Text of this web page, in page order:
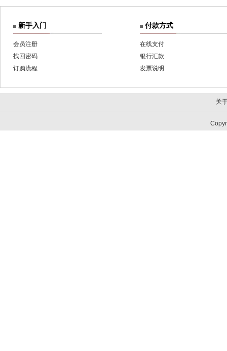
新手入门
会员注册
找回密码
订购流程
付款方式
在线支付
银行汇款
发票说明
关